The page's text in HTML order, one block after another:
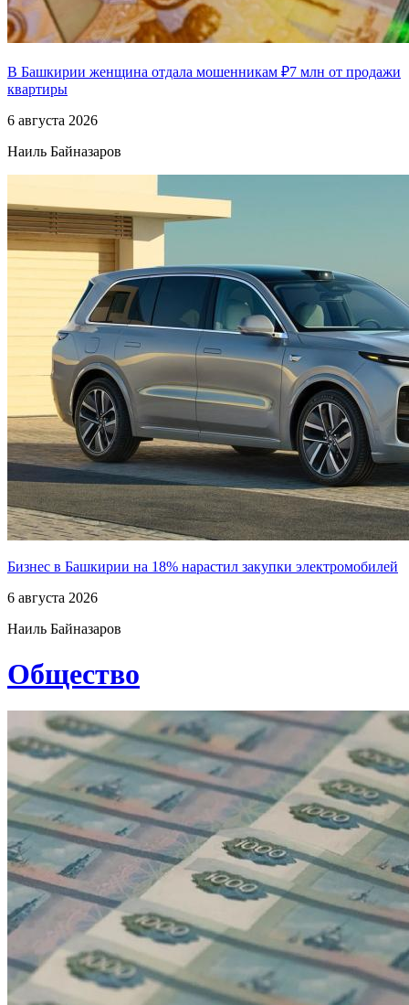
В Башкирии женщина отдала мошенникам ₽7 млн от продажи
квартиры
6 августа 2026
Наиль Байназаров
Бизнес в Башкирии на 18% нарастил закупки электромобилей
6 августа 2026
Наиль Байназаров
Общество